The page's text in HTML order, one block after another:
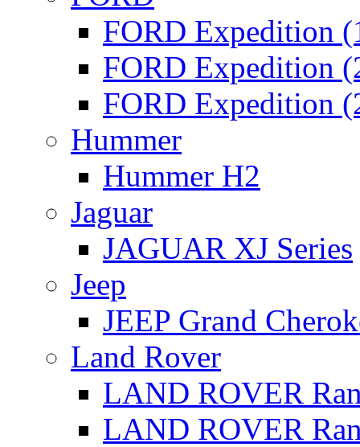
FORD Expedition
FORD Expedition
FORD Expedition
Hummer
Hummer H2
Jaguar
JAGUAR XJ Series
Jeep
JEEP Grand
Land Rover
LAND ROVER
LAND ROVER